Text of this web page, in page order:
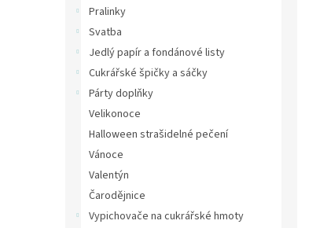
Pralinky
Svatba
Jedlý papír a fondánové listy
Cukrářské špičky a sáčky
Párty doplňky
Velikonoce
Halloween strašidelné pečení
Vánoce
Valentýn
Čarodějnice
Vypichovače na cukrářské hmoty